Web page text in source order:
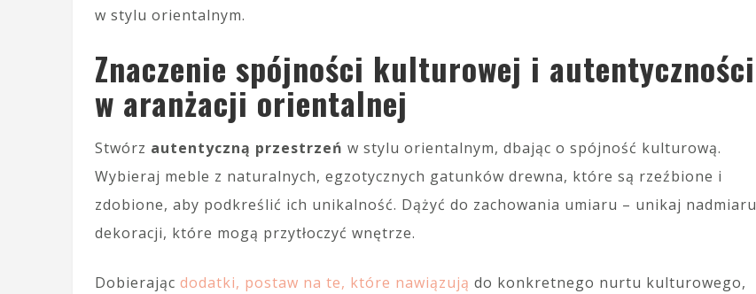
w stylu orientalnym.
Znaczenie spójności kulturowej i autentyczności
w aranżacji orientalnej
Stwórz autentyczną przestrzeń w stylu orientalnym, dbając o spójność kulturową.
Wybieraj meble z naturalnych, egzotycznych gatunków drewna, które są rzeźbione i
zdobione, aby podkreślić ich unikalność. Dążyć do zachowania umiaru – unikaj nadmiaru
dekoracji, które mogą przytłoczyć wnętrze.
Dobierając dodatki, postaw na te, które nawiązują do konkretnego nurtu kulturowego,